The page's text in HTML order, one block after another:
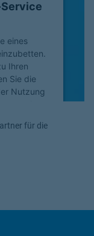
eines
Ihren
Sie die
Nutzung
für die